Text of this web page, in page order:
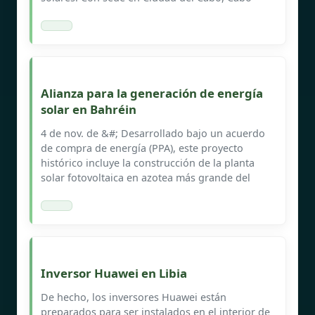
Alianza para la generación de energía
solar en Bahréin
4 de nov. de &#; Desarrollado bajo un acuerdo
de compra de energía (PPA), este proyecto
histórico incluye la construcción de la planta
solar fotovoltaica en azotea más grande del
Inversor Huawei en Libia
De hecho, los inversores Huawei están
preparados para ser instalados en el interior de